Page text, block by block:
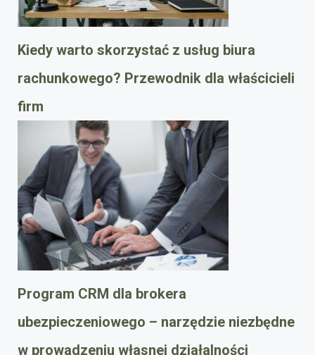
Kiedy warto skorzystać z usług biura
rachunkowego? Przewodnik dla właścicieli
firm
Program CRM dla brokera
ubezpieczeniowego – narzędzie niezbędne
w prowadzeniu własnej działalności